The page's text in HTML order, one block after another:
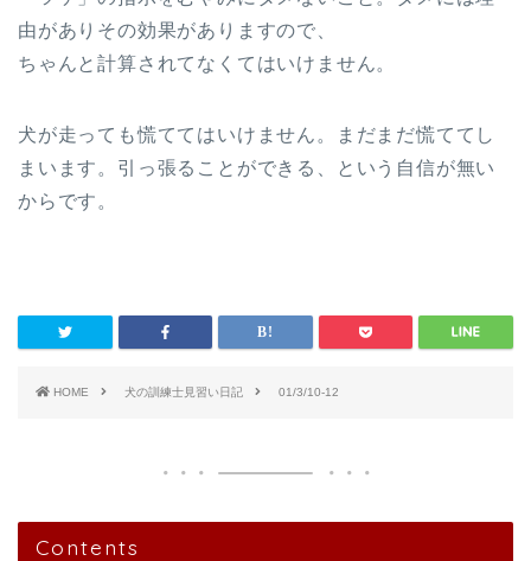
由がありその効果がありますので、
ちゃんと計算されてなくてはいけません。
犬が走っても慌ててはいけません。まだまだ慌ててし
まいます。引っ張ることができる、という自信が無い
からです。
HOME 犬の訓練士見習い日記 01/3/10-12
Contents